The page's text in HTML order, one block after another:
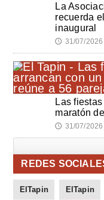
La
recuerda
inaugural
🕔 31/07/2026
Las
maratón
🕔 31/07/2026
REDES
ElTapin ElTapin